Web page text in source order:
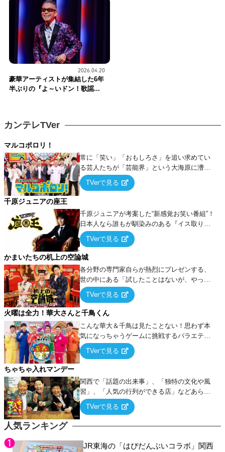
2026.04.20
豪華アーティストが集結した6年
半ぶりの『よ～いドン！歌謡...
人気ランキング
JR東海の「はぴだんぶいコラボ」関西
カンテレTVer
マルコポロリ！
常に「笑い」「おもしろさ」を追い求めてい
る芸人たちが「芸能界」という大海原に漕ぎ
出でて、新たなオモシロ人間を発掘する！
TVerで見る
千原ジュニアの座王
千原ジュニアが考案した“新感覚お笑い番組”！
日本人なら誰もが馴染みのある『イス取りゲ
ーム』をベースに、大喜利・ギャグ・モノボ
ケ・歌…など様々なお題で芸人がショートネ
タを競い合う！
TVerで見る
かまいたちの机上の空論城
各分野の専門家自らが熱烈にプレゼンする、
世の中にある「試したことはないが、やって
みたらこうなる！…ハズ」という“机上の空
論”に若手芸人らがカラダを張って挑む！
TVerで見る
火曜は全力！華大さんと千鳥くん
こんな華大＆千鳥は見たことない！思わず本
気になっちゃうゲームに挑戦するバラエティ
ー！
TVerで見る
ちゃちゃ入れマンデー
関西で「話題の出来事」、「独特の文化や風
習」、「人気の行列ができる店」などあらゆ
るテーマについて好き放題にちゃちゃを入れ
ていく関西色を前面に押し出したトークバラ
TVerで見る